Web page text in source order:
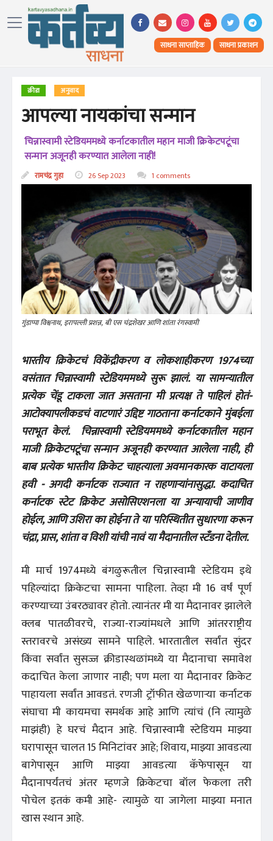
साधना साप्ताहिक साधना प्रकाशन
क्रीडा अनुवाद
आपल्या नायकांचा सन्मान
चिन्नास्वामी स्टेडियममध्ये कर्नाटकातील महान माजी क्रिकेटपटूंचा
सन्मान अजूनही करण्यात आलेला नाही!
रामचंद्र गुहा 26 Sep 2023 1 comments
गुंडाप्पा विश्वनाथ, इरापल्ली प्रशन्न, बी एस चंद्रशेखर आणि शांता रंगस्वामी
भारतीय क्रिकेटचं विकेंद्रीकरण व लोकशाहीकरण 1974च्या
वसंतात चिन्नास्वामी स्टेडियममध्ये सुरू झालं. या सामन्यातील
प्रत्येक चेंडू टाकला जात असताना मी प्रत्यक्ष ते पाहिलं होतं-
आटोक्यापलीकडचं वाटणारं उद्दिष्ट गाठताना कर्नाटकाने मुंबईला
पराभूत केलं. चिन्नास्वामी स्टेडियममध्ये कर्नाटकातील महान
माजी क्रिकेटपटूंचा सन्मान अजूनही करण्यात आलेला नाही, ही
बाब प्रत्येक भारतीय क्रिकेट चाहत्याला अवमानकारक वाटायला
हवी - अगदी कर्नाटक राज्यात न राहणाऱ्यांनासुद्धा. कदाचित
कर्नाटक स्टेट क्रिकेट असोसिएशनला या अन्यायाची जाणीव
होईल, आणि उशिरा का होईना ते या परिस्थितीत सुधारणा करून
चंद्रा, प्रास, शांता व विशी यांची नावं या मैदानातील स्टँडना देतील.
मी मार्च 1974मध्ये बंगळुरूतील चिन्नास्वामी स्टेडियम इथे
पहिल्यांदा क्रिकेटचा सामना पाहिला. तेव्हा मी 16 वर्षं पूर्ण
करण्याच्या उंबरठ्यावर होतो. त्यानंतर मी या मैदानावर झालेले
क्लब पातळीवरचे, राज्या-राज्यांमधले आणि आंतरराष्ट्रीय
स्तरावरचे असंख्य सामने पाहिले. भारतातील सर्वांत सुंदर
किंवा सर्वांत सुसज्ज क्रीडास्थळांमध्ये या मैदानाचा समावेश
कदाचित केला जाणार नाही; पण मला या मैदानावर क्रिकेट
पाहायला सर्वांत आवडतं. रणजी ट्रॉफीत खेळणाऱ्या कर्नाटक
संघाचा मी कायमचा समर्थक आहे आणि त्यांचं (नि त्यामुळे
माझंही) हे घरचं मैदान आहे. चिन्नास्वामी स्टेडियम माझ्या
घरापासून चालत 15 मिनिटांवर आहे; शिवाय, माझ्या आवडत्या
बागेपासून आणि माझ्या आवडत्या कॅफेपासून या
मैदानापर्यंतचं अंतर म्हणजे क्रिकेटचा बॉल फेकला तरी
पोचेल इतकं कमी आहे- त्यामुळे या जागेला माझ्या मनात
खास स्थान आहे.